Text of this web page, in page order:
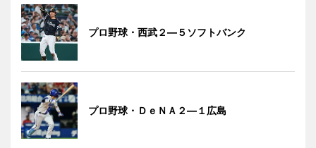
プロ野球・西武２―５ソフトバンク
プロ野球・ＤｅＮＡ２―１広島